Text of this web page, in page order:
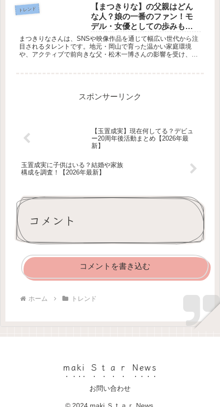
トレンド
【まつきりな】の父親はどん
な人？娘の一番のファン！モ
デル・女優としての歩みも調
査
まつきりなさんは、SNSや映像作品を通じて幅広い世代から注
目されるタレントです。地元・岡山で育った温かい家庭環境
や、アクティブで前向きな父・松木一博さんの影響を受け、挑
スポンサーリンク
【玉置成実】現在何してる？デビュ
ー20周年後活動まとめ【2026年最
新】
玉置成実に子供はいる？結婚や家族
構成を調査！【2026年最新】
コメント
コメントを書き込む
ホーム トレンド
maki Ｓｔａｒ News
お問い合わせ